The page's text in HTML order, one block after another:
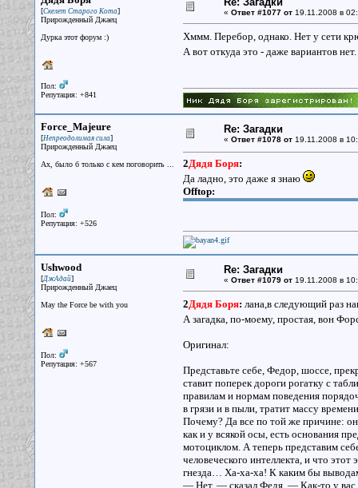
[Скелет Старого Кота]
Прирожденный Джаец
Дурка этот форум :)
Пол:
Репутация: +841
« Ответ #1077 от19.11.2008 в
Хммм. Перебор, однако. Нет у сети
А вот откуда это - даже вариантов нет.
Force_Majeure
[Непреодолимая сила]
Прирожденный Джаец
Ах, было б только с кем поговорить ...
Пол:
Репутация: +526
Re: Загадки
« Ответ #1078 от19.11.2008 в
2Дядя Боря:
Да ладно, это даже я знаю
Offtop:
Ushwood
[ДжАдай]
Прирожденный Джаец
May the Force be with you
Пол:
Репутация: +567
Re: Загадки
« Ответ #1079 от19.11.2008 в
2Дядя Боря: лана,в следующий раз
А загадка, по-моему, простая, вон
Оригинал:
Представьте себе, Федор, шоссе,
ставит поперек дороги рогатку с
правилам и нормам поведения
в грязи и в пыли, тратит массу
Почему? Да все по той же причине:
как и у всякой осы, есть основания
мотоциклом. А теперь представим
человеческого интеллекта, и что
гнезда… Ха-ха-ха! К каким бы
— Нет, — сказал Федя. — Как-то у вас